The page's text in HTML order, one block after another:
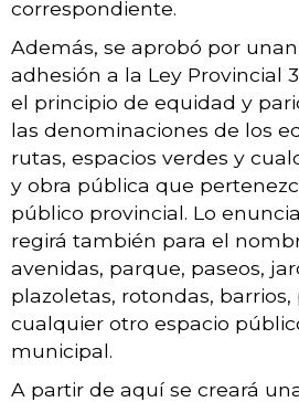
correspondiente.
Además, se aprobó por
adhesión a la Ley Provincial
el principio de equidad y
las denominaciones de los
rutas, espacios verdes y
y obra pública que
público provincial. Lo
regirá también para el
avenidas, parque, paseos,
plazoletas, rotondas, barrios,
cualquier otro espacio
municipal.
A partir de aquí se creará